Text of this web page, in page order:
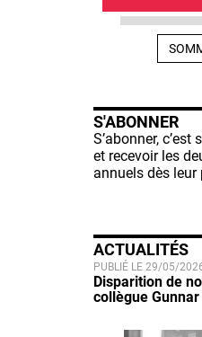
S'ABONNER
S’abonner,
et recevoir les
annuels dès
ACTUALITÉS
PUBLIÉ LE 29/05/
Disparition de
collègue